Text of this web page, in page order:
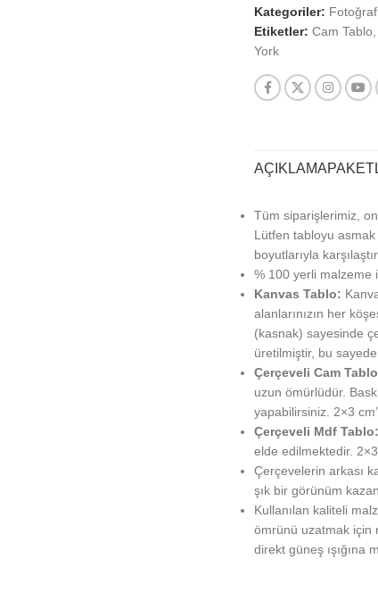
Kategoriler:
Etiketler: Cam Tablo
York
AÇIKLAMA
Tüm siparişlerimiz,
Lütfen tabloyu asmak
boyutlarıyla
% 100 yerli malzeme
Kanvas Tablo:
alanlarınızın her
(kasnak) sayesinde
üretilmiştir, bu
Çerçeveli Cam
uzun ömürlüdür.
yapabilirsiniz. 2×3
Çerçeveli Mdf Tablo:
elde edilmektedir.
Çerçevelerin arkası
şık bir görünüm
Kullanılan kaliteli
ömrünü uzatmak için
direkt güneş ışığına